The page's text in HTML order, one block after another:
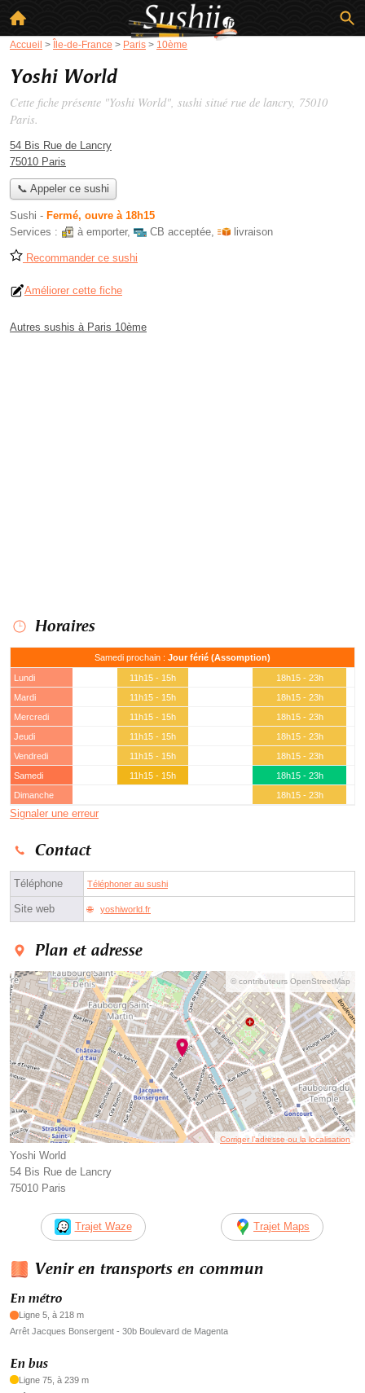
Accueil > Île-de-France > Paris > 10ème
Yoshi World
Cette fiche présente "Yoshi World", sushi situé rue de lancry, 75010
Paris.
54 Bis Rue de Lancry
75010 Paris
📞 Appeler ce sushi
Sushi - Fermé, ouvre à 18h15
Services :
à emporter, CB acceptée, livraison
Recommander ce sushi
Améliorer cette fiche
Autres sushis à Paris 10ème
Horaires
Samedi prochain : Jour férié (Assomption)
Lundi 11h15 - 15h
18h15 - 23h
Mardi
11h15 - 15h
18h15 - 23h
Mercredi
11h15 - 15h
18h15 - 23h
Jeudi
11h15 - 15h
18h15 - 23h
Vendredi
11h15 - 15h
18h15 - 23h
Samedi
11h15 - 15h
18h15 - 23h
Dimanche
18h15 - 23h
Signaler une erreur
Contact
Téléphone Téléphoner au sushi
Site web yoshiworld.fr
Plan et adresse
© contributeurs OpenStreetMap
Corriger l’adresse ou la localisation
Yoshi World
54 Bis Rue de Lancry
75010 Paris
Trajet Waze Trajet Maps
Venir en transports en commun
En métro
Ligne 5, à 218 m
Arrêt Jacques Bonsergent - 30b Boulevard de Magenta
En bus
Ligne 75, à 239 m